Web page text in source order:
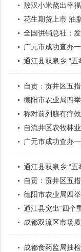
敖汉小米熬出幸
花生期货上市 油
全国供销总社：
广元市成功查办
通江县双泉乡:“
自贡：贡井区五
德阳市农业局四
称对前列腺有疗
自流井区农牧林
广元市成功查办
通江县双泉乡:“
自贡：贡井区五
德阳市农业局四
通江县突出“四个
成都双流区市场
成都食药监局抽